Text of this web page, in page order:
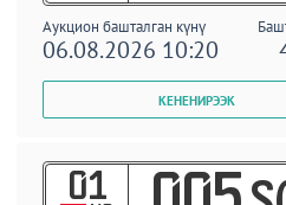
Аукцион башталган күнү
06.08.2026 10:20
01